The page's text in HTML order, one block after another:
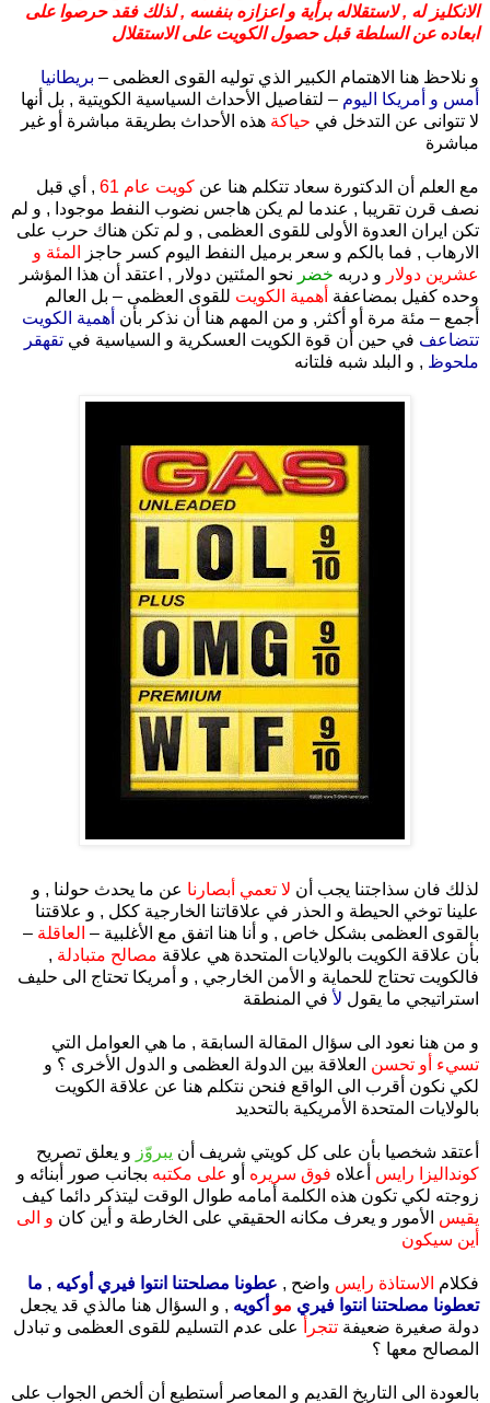
الانكليز له , لاستقلاله برأية و اعزازه بنفسه , لذلك فقد حرصوا على
ابعاده عن السلطة قبل حصول الكويت على الاستقلال
و نلاحظ هنا الاهتمام الكبير الذي توليه القوى العظمى – بريطانيا
أمس و أمريكا اليوم – لتفاصيل الأحداث السياسية الكويتية , بل أنها
لا تتوانى عن التدخل في حياكة هذه الأحداث بطريقة مباشرة أو غير
مباشرة
مع العلم أن الدكتورة سعاد تتكلم هنا عن كويت عام 61
, أي قبل
نصف قرن تقريبا , عندما لم يكن هاجس نضوب النفط موجودا , و لم
تكن ايران العدوة الأولى للقوى العظمى , و لم تكن هناك حرب على
الارهاب , فما بالكم و سعر برميل النفط اليوم كسر حاجز
المئة و
عشرين دولار و دربه خضر نحو المئتين دولار , اعتقد أن هذا المؤشر
وحده كفيل بمضاعفة أهمية الكويت للقوى العظمى – بل العالم
أجمع – مئة مرة أو أكثر, و من المهم هنا أن نذكر بأن أهمية الكويت
تتضاعف في حين أن قوة الكويت العسكرية و السياسية في تقهقر
ملحوظ , و البلد شبه فلتانه
لذلك فان سذاجتنا يجب أن لا تعمي أبصارنا عن ما يحدث حولنا , و
علينا توخي الحيطة و الحذر في علاقاتنا الخارجية ككل , و علاقتنا
بالقوى العظمى بشكل خاص , و أنا هنا اتفق مع الأغلبية – العاقلة –
بأن علاقة الكويت بالولايات المتحدة هي علاقة مصالح متبادلة ,
فالكويت تحتاج للحماية و الأمن الخارجي , و أمريكا تحتاج الى حليف
استراتيجي ما يقول لأ في المنطقة
و من هنا نعود الى سؤال المقالة السابقة , ما هي العوامل التي
تسيء أو تحسن العلاقة بين الدولة العظمى و الدول الأخرى ؟ و
لكي نكون أقرب الى الواقع فنحن نتكلم هنا عن علاقة الكويت
بالولايات المتحدة الأمريكية بالتحديد
أعتقد شخصيا بأن على كل كويتي شريف أن يبروّز و يعلق تصريح
كونداليزا رايس أعلاه فوق سريره أو على مكتبه بجانب صور أبنائه و
زوجته لكي تكون هذه الكلمة أمامه طوال الوقت ليتذكر دائما كيف
يقيس الأمور و يعرف مكانه الحقيقي على الخارطة و أين كان و الى
أين سيكون
فكلام الاستاذة رايس واضح , عطونا مصلحتنا انتوا فيري أوكيه , ما
تعطونا مصلحتنا انتوا فيري مو أكويه , و السؤال هنا مالذي قد يجعل
دولة صغيرة ضعيفة تتجرأ
على عدم التسليم للقوى العظمى و تبادل
المصالح معها ؟
بالعودة الى التاريخ القديم و المعاصر أستطيع أن ألخص الجواب على